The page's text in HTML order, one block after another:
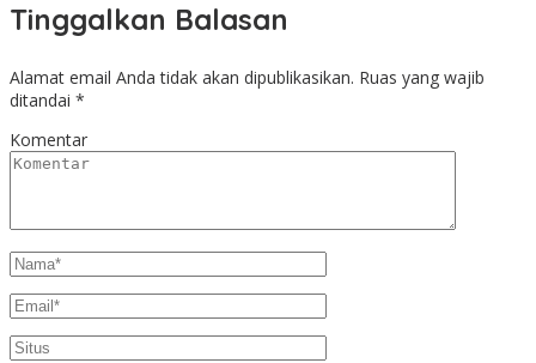
Tinggalkan Balasan
Alamat email Anda tidak akan dipublikasikan. Ruas yang wajib
ditandai *
Komentar